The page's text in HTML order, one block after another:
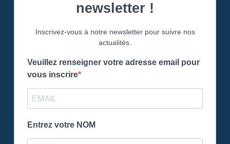
newsletter !
Inscrivez-vous à notre newsletter pour suivre nos
actualités.
Veuillez renseigner votre adresse email pour
vous inscrire
Entrez votre NOM